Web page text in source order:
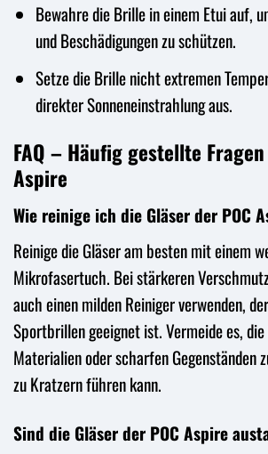
Bewahre die Brille in einem Etui auf,
und Beschädigungen zu schützen.
Setze die Brille nicht extremen
direkter Sonneneinstrahlung aus.
FAQ – Häufig gestellte
Aspire
Wie reinige ich die Gläser der POC
Reinige die Gläser am besten mit einem
Mikrofasertuch. Bei stärkeren
auch einen milden Reiniger verwenden,
Sportbrillen geeignet ist. Vermeide es,
Materialien oder scharfen Gegenständen
zu Kratzern führen kann.
Sind die Gläser der POC Aspire